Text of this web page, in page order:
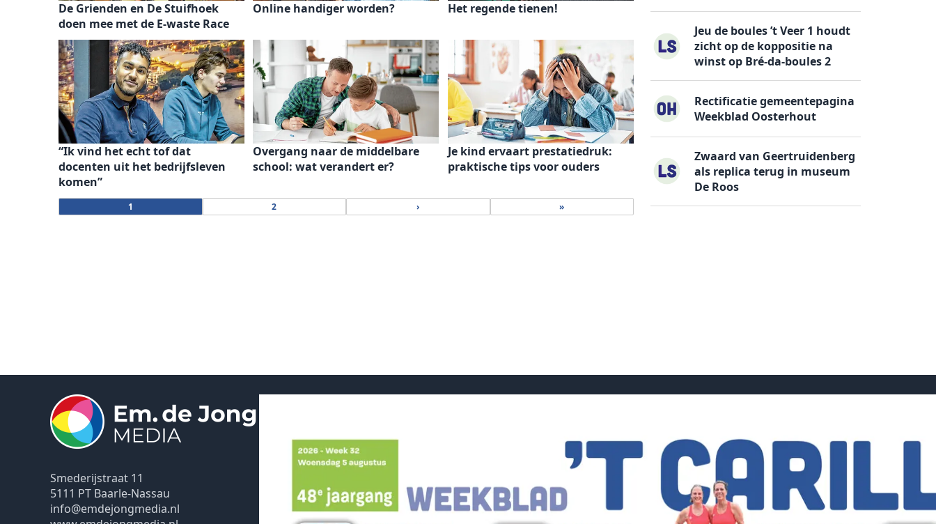
De Grienden en De Stuifhoek
doen mee met de E-waste Race
Online handiger worden? Het regende tienen!
“Ik vind het echt tof dat
docenten uit het bedrijfsleven
komen”
Overgang naar de middelbare
school: wat verandert er?
Je kind ervaart prestatiedruk:
praktische tips voor ouders
1 2 › »
Jeu de boules ’t Veer 1 houdt
zicht op de koppositie na
winst op Bré-da-boules 2
Rectificatie gemeentepagina
Weekblad Oosterhout
Zwaard van Geertruidenberg
als replica terug in museum
De Roos
Smederijstraat 11
5111 PT Baarle-Nassau
info@emdejongmedia.nl